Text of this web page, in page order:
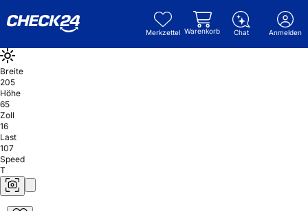
Merkzettel Warenkorb Chat Anmelden
Breite
205
Höhe
65
Zoll
16
Last
107
Speed
T